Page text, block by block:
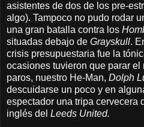
asistentes de dos de los pre-
algo). Tampoco no pudo rodar
una gran batalla contra los
situadas debajo de Grayskull.
crisis presupuestaria fue la
ocasiones tuvieron que parar
paros, nuestro He-Man, Dolph
descuidarse un poco y en
espectador una tripa cervecera
inglés del Leeds United.